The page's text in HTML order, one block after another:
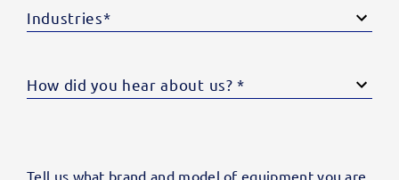
Tell us what brand and model of equipment you are